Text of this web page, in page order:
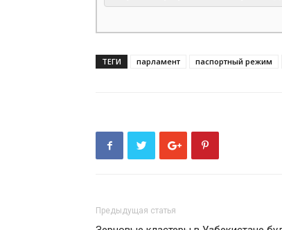
ТЕГИ парламент паспортный режим
Предыдущая статья